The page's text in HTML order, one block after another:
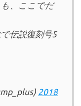
、ここでだ
伝説復刻号5
2018